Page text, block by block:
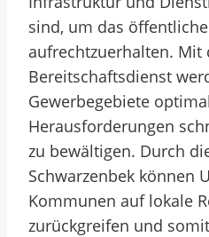
sind, um das
aufrechtzuerhalten. Mit
Bereitschaftsdienst
Gewerbegebiete
Herausforderungen
zu bewältigen. Durch
Schwarzenbek können
Kommunen auf lokale
zurückgreifen und